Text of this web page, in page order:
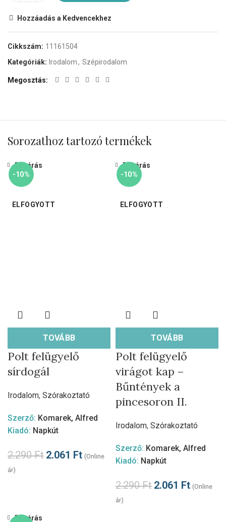
Hozzáadás a Kedvencekhez
Cikkszám: 11161504
Kategóriák: Irodalom, Szépirodalom
Megosztás
Sorozathoz tartozó termékek
-10%
ELFOGYOTT
TOVÁBB
Bezárás
Polt felügyelő
sírdogál
Irodalom, Szórakoztató
Szerző: Komarek, Alfred
Kiadó: Napkút
2.290Ft 2.061 Ft (Online
ár)
-10%
ELFOGYOTT
TOVÁBB
Bezárás
Polt felügyelő
virágot kap –
Bűntények a
pincesoron II.
Irodalom, Szórakoztató
Szerző: Komarek, Alfred
Kiadó: Napkút
2.290Ft 2.061 Ft (Online
ár)
Bezárás